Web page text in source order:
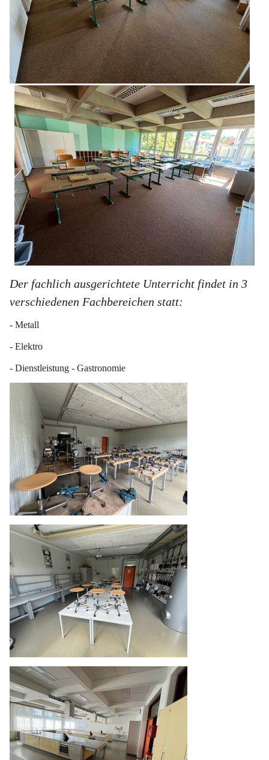
Der fachlich ausgerichtete Unterricht findet in 3
verschiedenen Fachbereichen statt:
- Metall
- Elektro
- Dienstleistung - Gastronomie